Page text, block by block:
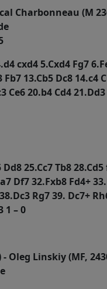
Charbonneau (M
cxd4 5.Cxd4 Fg7
13.Cb5 Dc8 14.c4
Ce6 20.b4 Cd4
25.Cc7 Tb8
Df7 32.Fxb8 Fd4+
Rg7 39. Dc7+
1 – 0
Oleg Linskiy (MF,